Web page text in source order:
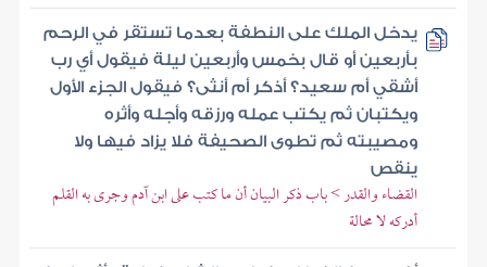
يدخل الملك على النطفة بعدما تستقر في الرحم
بأربعين أو قال بخمس وأربعين ليلة فيقول أي رب
أشقي أم سعيد؟ أذكر أم أنثى؟ فيقول الجزء الأول
ويكتبان ثم يكتب عمله ورزقه وأجله وأثره
ومصيبته ثم تطوى الصحيفة فلا يزاد فيها ولا
ينقص
القضاء والقدر > باب ذكر البيان أن ما كتب على ابن آدم وجرى به القلم
أدركه لا محالة